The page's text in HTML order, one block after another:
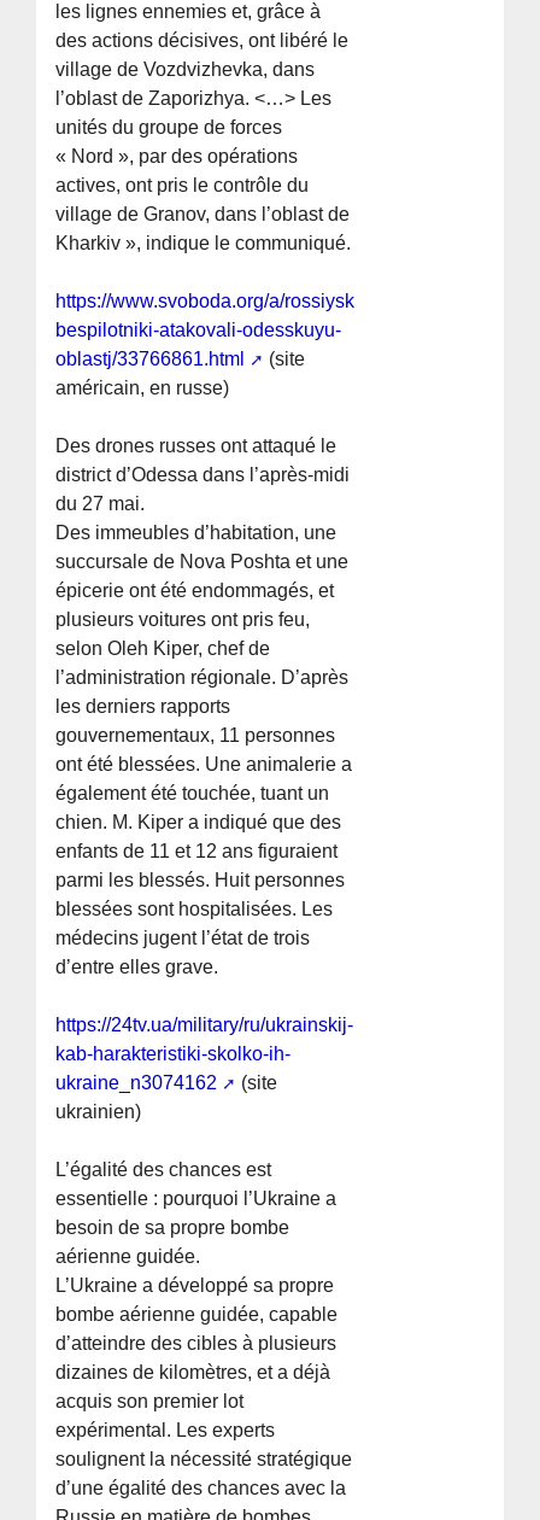
les lignes ennemies et, grâce à
des actions décisives, ont libéré le
village de Vozdvizhevka, dans
l’oblast de Zaporizhya. <…> Les
unités du groupe de forces
« Nord », par des opérations
actives, ont pris le contrôle du
village de Granov, dans l’oblast de
Kharkiv », indique le communiqué.
https://www.svoboda.org/a/rossiyskie-
bespilotniki-atakovali-odesskuyu-
oblastj/33766861.html
(site
américain, en russe)
Des drones russes ont attaqué le
district d’Odessa dans l’après-midi
du 27 mai.
Des immeubles d’habitation, une
succursale de Nova Poshta et une
épicerie ont été endommagés, et
plusieurs voitures ont pris feu,
selon Oleh Kiper, chef de
l’administration régionale. D’après
les derniers rapports
gouvernementaux, 11 personnes
ont été blessées. Une animalerie a
également été touchée, tuant un
chien. M. Kiper a indiqué que des
enfants de 11 et 12 ans figuraient
parmi les blessés. Huit personnes
blessées sont hospitalisées. Les
médecins jugent l’état de trois
d’entre elles grave.
https://24tv.ua/military/ru/ukrainskij-
kab-harakteristiki-skolko-ih-
ukraine_n3074162
(site
ukrainien)
L’égalité des chances est
essentielle : pourquoi l’Ukraine a
besoin de sa propre bombe
aérienne guidée.
L’Ukraine a développé sa propre
bombe aérienne guidée, capable
d’atteindre des cibles à plusieurs
dizaines de kilomètres, et a déjà
acquis son premier lot
expérimental. Les experts
soulignent la nécessité stratégique
d’une égalité des chances avec la